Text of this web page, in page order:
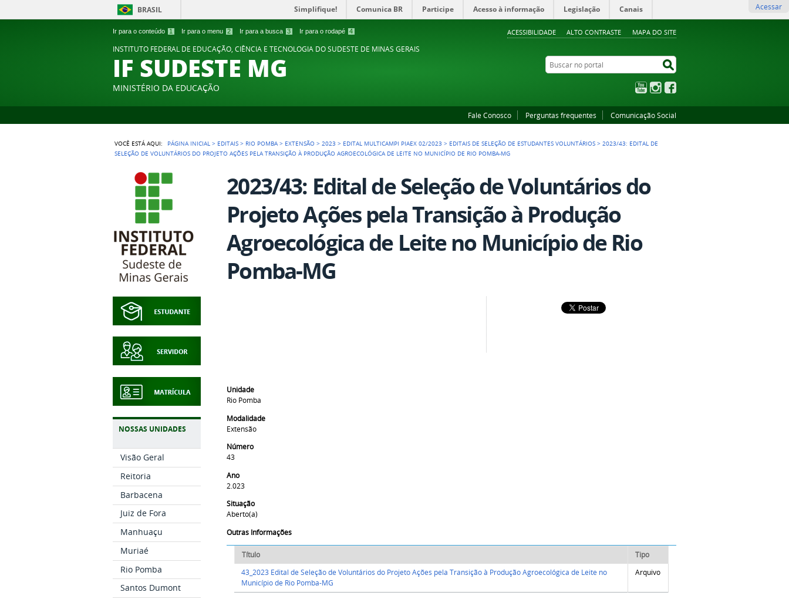
Ir para o conteúdo 1 Ir para o menu 2 Ir para a busca 3 Ir para o rodapé 4 ACESSIBILIDADE ALTO CONTRASTE MAPA DO SITE
BRASIL Simplifique! Comunica BR Participe Acesso à informação Legislação Canais Acessar
INSTITUTO FEDERAL DE EDUCAÇÃO, CIÊNCIA E TECNOLOGIA DO SUDESTE DE MINAS GERAIS
IF SUDESTE MG
MINISTÉRIO DA EDUCAÇÃO
Buscar no portal
YouTubeInstagram
Fale Conosco Perguntas frequentes Comunicação Social
VOCÊ ESTÁ AQUI: PÁGINA INICIAL > EDITAIS > RIO POMBA > EXTENSÃO >2023 > EDITAL MULTICAMPI PIAEX 02/2023 > EDITAIS DE SELEÇÃO DE ESTUDANTES VOLUNTÁRIOS >2023/43: EDITAL DE
SELEÇÃO DE VOLUNTÁRIOS DO PROJETO AÇÕES PELA TRANSIÇÃO À PRODUÇÃO AGROECOLÓGICA DE LEITE NO MUNICÍPIO DE RIO POMBA-MG
NOSSAS UNIDADES
Visão Geral
Reitoria
Barbacena
Juiz de Fora
Manhuaçu
Muriaé
Rio Pomba
Santos Dumont
2023/43: Edital de Seleção de Voluntários do
Projeto Ações pela Transição à Produção
Agroecológica de Leite no Município de Rio
Pomba-MG
Unidade
Rio Pomba
Modalidade
Extensão
Número
43
Ano
2.023
Situação
Aberto(a)
Outras Informações
Título
Tipo
43_2023 Edital de Seleção de Voluntários do Projeto Ações pela Transição à Produção Agroecológica de Leite no
Município de Rio Pomba-MG
Arquivo